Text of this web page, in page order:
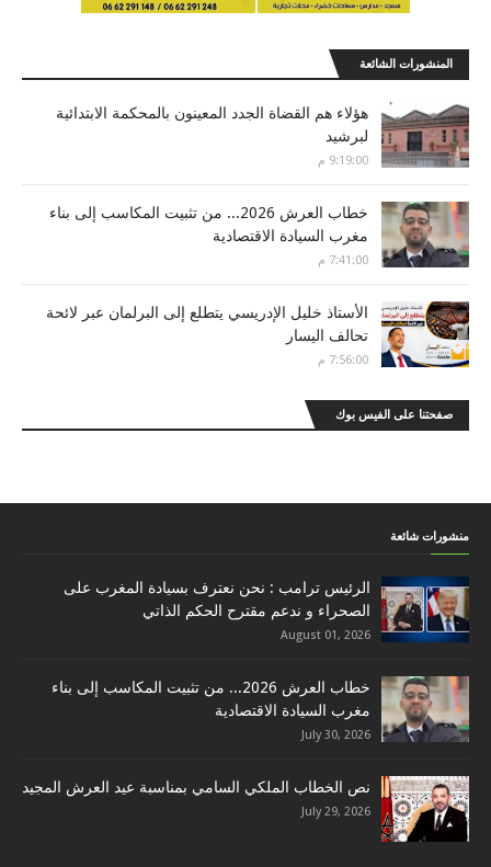
المنشورات الشائعة
هؤلاء هم القضاة الجدد المعينون بالمحكمة الابتدائية
لبرشيد
9:19:00 م
خطاب العرش 2026... من تثبيت المكاسب إلى بناء
مغرب السيادة الاقتصادية
7:41:00 م
الأستاذ خليل الإدريسي يتطلع إلى البرلمان عبر لائحة
تحالف اليسار
7:56:00 م
صفحتنا على الفيس بوك
منشورات شائعة
الرئيس ترامب : نحن نعترف بسيادة المغرب على
الصحراء و ندعم مقترح الحكم الذاتي
August 01, 2026
خطاب العرش 2026... من تثبيت المكاسب إلى بناء
مغرب السيادة الاقتصادية
July 30, 2026
نص الخطاب الملكي السامي بمناسبة عيد العرش المجيد
July 29, 2026